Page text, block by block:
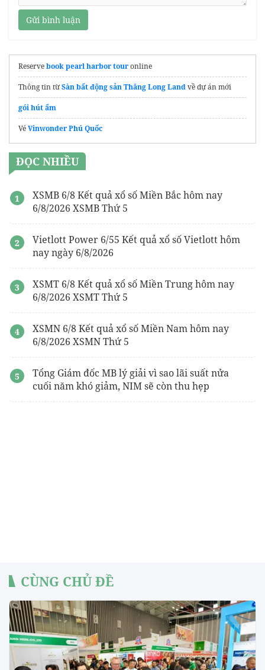
Gửi bình luận
Reservebook pearl harbor touronline
Thông tin từSàn bất động sản Thăng Long Landvề dự án mới
gói hút ẩm
VéVinwonder Phú Quốc
ĐỌC NHIỀU
XSMB 6/8 Kết quả xổ số Miền Bắc hôm nay
6/8/2026 XSMB Thứ 5
Vietlott Power 6/55 Kết quả xổ số Vietlott hôm
nay ngày 6/8/2026
XSMT 6/8 Kết quả xổ số Miền Trung hôm nay
6/8/2026 XSMT Thứ 5
XSMN 6/8 Kết quả xổ số Miền Nam hôm nay
6/8/2026 XSMN Thứ 5
Tổng Giám đốc MB lý giải vì sao lãi suất nửa
cuối năm khó giảm, NIM sẽ còn thu hẹp
CÙNG CHỦ ĐỀ